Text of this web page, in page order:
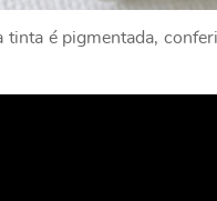
é pigmentada,